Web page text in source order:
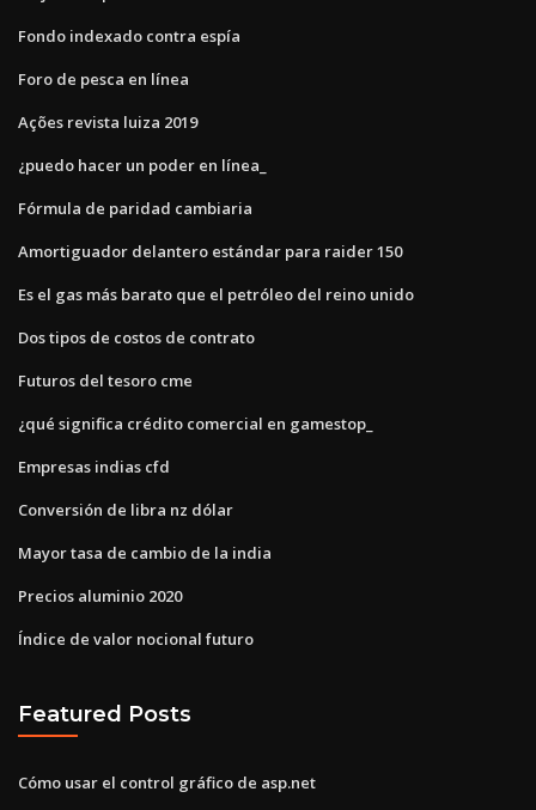
Fondo indexado contra espía
Foro de pesca en línea
Ações revista luiza 2019
¿puedo hacer un poder en línea_
Fórmula de paridad cambiaria
Amortiguador delantero estándar para raider 150
Es el gas más barato que el petróleo del reino unido
Dos tipos de costos de contrato
Futuros del tesoro cme
¿qué significa crédito comercial en gamestop_
Empresas indias cfd
Conversión de libra nz dólar
Mayor tasa de cambio de la india
Precios aluminio 2020
Índice de valor nocional futuro
Featured Posts
Cómo usar el control gráfico de asp.net